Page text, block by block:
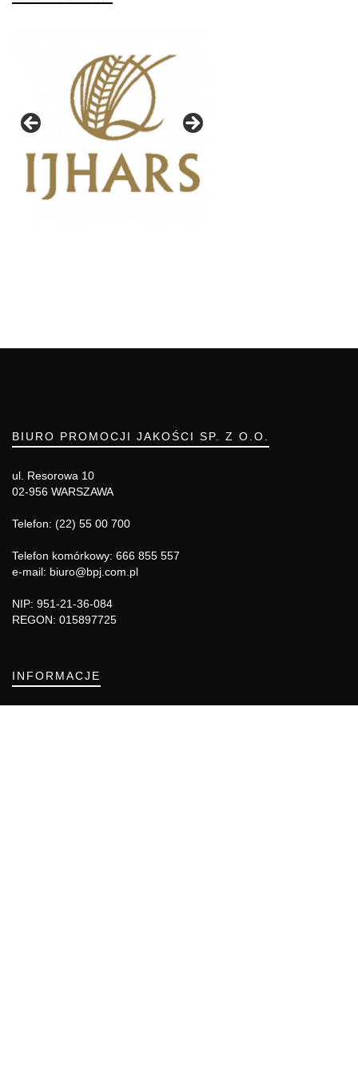
BIURO PROMOCJI JAKOŚCI SP. Z O.O.
ul. Resorowa 10
02-956 WARSZAWA
Telefon: (22) 55 00 700
Telefon komórkowy: 666 855 557
e-mail: biuro@bpj.com.pl
NIP: 951-21-36-084
REGON: 015897725
INFORMACJE